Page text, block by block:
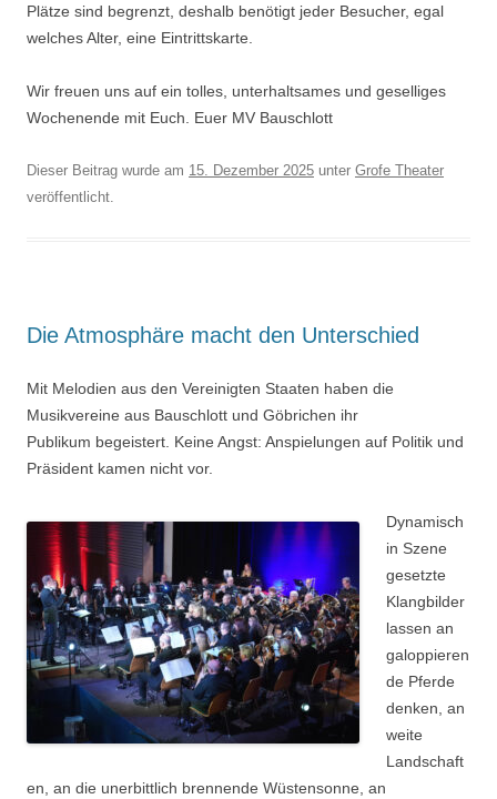
Plätze sind begrenzt, deshalb benötigt jeder Besucher, egal
welches Alter, eine Eintrittskarte.
Wir freuen uns auf ein tolles, unterhaltsames und geselliges
Wochenende mit Euch. Euer MV Bauschlott
Dieser Beitrag wurde am 15. Dezember 2025 unter Grofe Theater
veröffentlicht.
Die Atmosphäre macht den Unterschied
Mit Melodien aus den Vereinigten Staaten haben die
Musikvereine aus Bauschlott und Göbrichen ihr
Publikum begeistert. Keine Angst: Anspielungen auf Politik und
Präsident kamen nicht vor.
Dynamisch
in Szene
gesetzte
Klangbilder
lassen an
galoppieren
de Pferde
denken, an
weite
Landschaft
en, an die unerbittlich brennende Wüstensonne, an